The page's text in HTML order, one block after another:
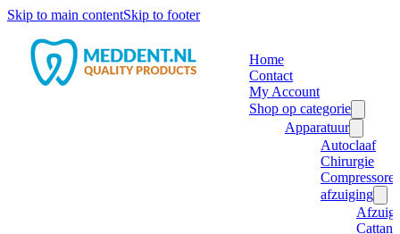
Skip to main contentSkip to footer
Home
Contact
My Account
Shop op categorie
Apparatuur
Autoclaaf
Chirurgie
afzuiging
Cattani